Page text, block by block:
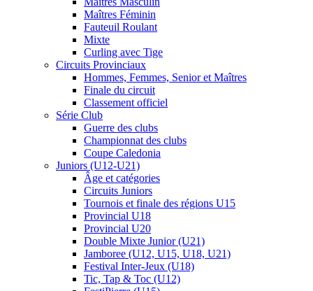
Maîtres Féminin
Fauteuil Roulant
Mixte
Curling avec Tige
Circuits Provinciaux
Hommes, Femmes, Senior et Maîtres
Finale du circuit
Classement officiel
Série Club
Guerre des clubs
Championnat des clubs
Coupe Caledonia
Juniors (U12-U21)
Âge et catégories
Circuits Juniors
Tournois et finale des régions U15
Provincial U18
Provincial U20
Double Mixte Junior (U21)
Jamboree (U12, U15, U18, U21)
Festival Inter-Jeux (U18)
Tic, Tap & Toc (U12)